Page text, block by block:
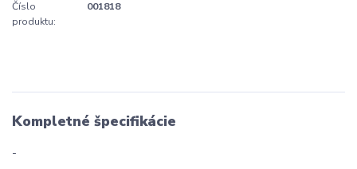
Číslo
produktu:
001818
Kompletné špecifikácie
-